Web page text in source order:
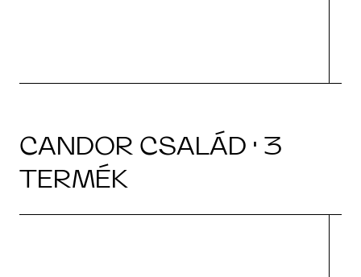
CANDOR CSALÁD · 3
TERMÉK